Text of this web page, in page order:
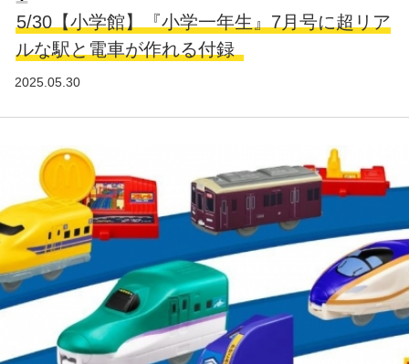
5/30【小学館】『小学一年生』7月号に超リア
ルな駅と電車が作れる付録
2025.05.30